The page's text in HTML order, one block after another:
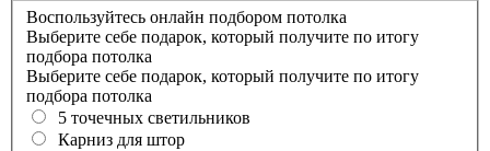
Воспользуйтесь онлайн подбором потолка
Выберите себе подарок, который получите по итогу
подбора потолка
Выберите себе подарок, который получите по итогу
подбора потолка
5 точечных светильников
Карниз для штор